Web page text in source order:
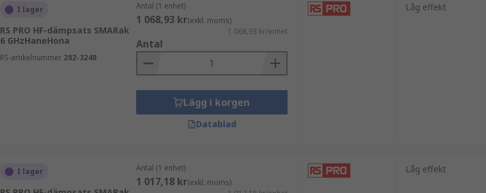
I lager
RS PRO HF-dämpsats SMARak
6 GHzHaneHona
RS-artikelnummer 282-3248
Antal (1 enhet)
1 068,93 kr(exkl. moms)
1 068,93 kr/enhet
Antal
Lägg i korgen
Datablad
Låg effekt
I lager Antal (1 enhet)
1 017,18 kr(exkl. moms)
Låg effekt